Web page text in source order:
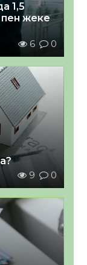
1,5
жеке
6 0
9 0